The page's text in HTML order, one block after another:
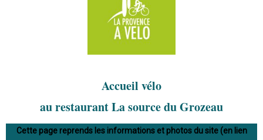
Accueil vélo
au restaurant La source du Grozeau
Cette page reprends les informations et photos du site (en lien